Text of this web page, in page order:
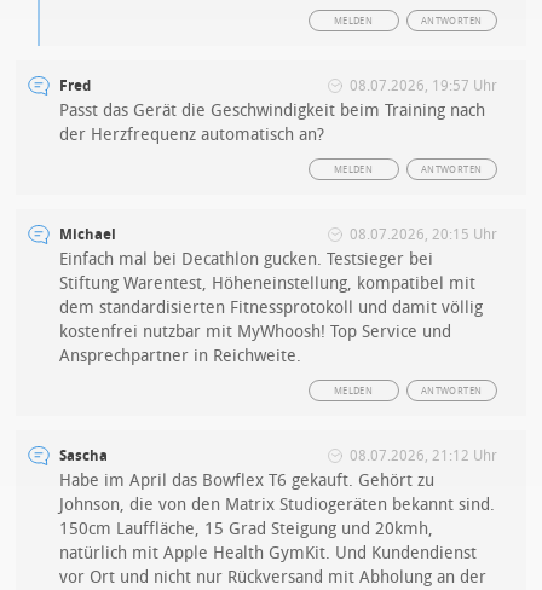
ANTWORTEN
MELDEN
Fred 08.07.2026, 19:57 Uhr
Passt das Gerät die Geschwindigkeit beim Training nach
der Herzfrequenz automatisch an?
ANTWORTEN
MELDEN
Michael 08.07.2026, 20:15 Uhr
Einfach mal bei Decathlon gucken. Testsieger bei
Stiftung Warentest, Höheneinstellung, kompatibel mit
dem standardisierten Fitnessprotokoll und damit völlig
kostenfrei nutzbar mit MyWhoosh! Top Service und
Ansprechpartner in Reichweite.
ANTWORTEN
MELDEN
Sascha 08.07.2026, 21:12 Uhr
Habe im April das Bowflex T6 gekauft. Gehört zu
Johnson, die von den Matrix Studiogeräten bekannt sind.
150cm Lauffläche, 15 Grad Steigung und 20kmh,
natürlich mit Apple Health GymKit. Und Kundendienst
vor Ort und nicht nur Rückversand mit Abholung an der